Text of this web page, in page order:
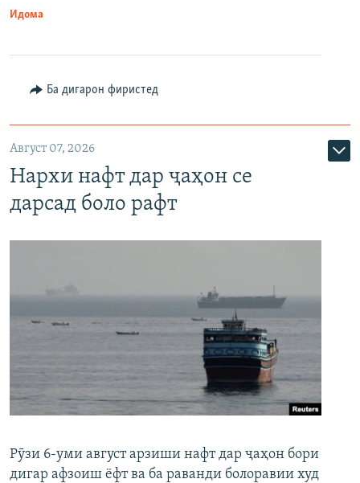
Идома
Ба дигарон фиристед
Август 07, 2026
Нархи нафт дар ҷаҳон се
дарсад боло рафт
Рӯзи 6-уми август арзиши нафт дар ҷаҳон бори
дигар афзоиш ёфт ва ба раванди болоравии худ